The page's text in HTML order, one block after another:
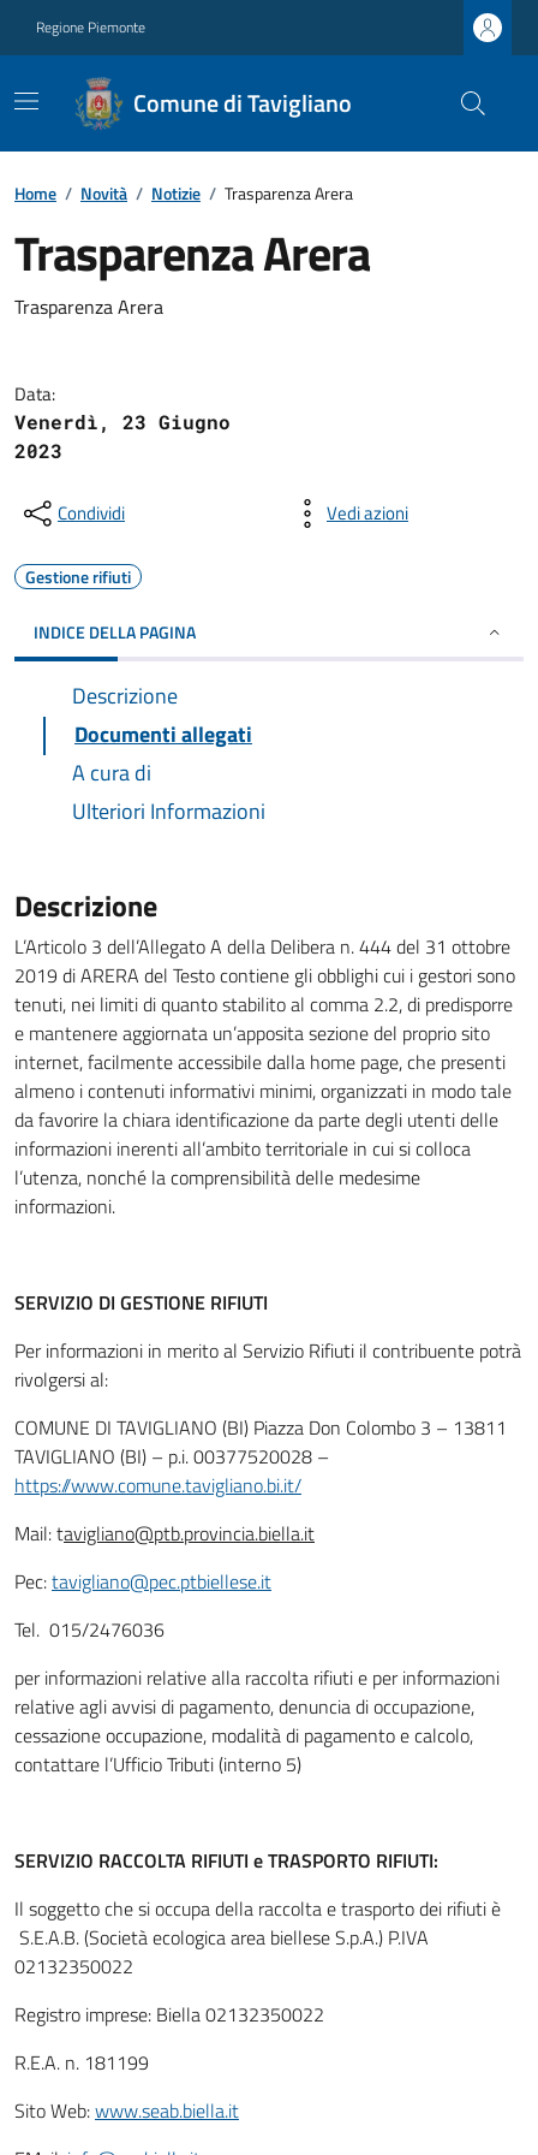
Regione Piemonte
Comune di Tavigliano
Home / Novità / Notizie / Trasparenza Arera
Trasparenza Arera
Trasparenza Arera
Data:
Venerdì, 23 Giugno
2023
Condividi Vedi azioni
Gestione rifiuti
INDICE DELLA PAGINA
Descrizione
Documenti allegati
A cura di
Ulteriori Informazioni
Descrizione
L’Articolo 3 dell’Allegato A della Delibera n. 444 del 31 ottobre
2019 di ARERA del Testo contiene gli obblighi cui i gestori sono
tenuti, nei limiti di quanto stabilito al comma 2.2, di predisporre
e mantenere aggiornata un’apposita sezione del proprio sito
internet, facilmente accessibile dalla home page, che presenti
almeno i contenuti informativi minimi, organizzati in modo tale
da favorire la chiara identificazione da parte degli utenti delle
informazioni inerenti all’ambito territoriale in cui si colloca
l’utenza, nonché la comprensibilità delle medesime
informazioni.
SERVIZIO DI GESTIONE RIFIUTI
Per informazioni in merito al Servizio Rifiuti il contribuente potrà
rivolgersi al:
COMUNE DI TAVIGLIANO (BI) Piazza Don Colombo 3 – 13811
TAVIGLIANO (BI) – p.i. 00377520028 –
https://www.comune.tavigliano.bi.it/
Mail: tavigliano@ptb.provincia.biella.it
Pec:tavigliano@pec.ptbiellese.it
Tel. 015/2476036
per informazioni relative alla raccolta rifiuti e per informazioni
relative agli avvisi di pagamento, denuncia di occupazione,
cessazione occupazione, modalità di pagamento e calcolo,
contattare l’Ufficio Tributi (interno 5)
SERVIZIO RACCOLTA RIFIUTI e TRASPORTO RIFIUTI:
Il soggetto che si occupa della raccolta e trasporto dei rifiuti è
S.E.A.B. (Società ecologica area biellese S.p.A.) P.IVA
02132350022
Registro imprese: Biella 02132350022
R.E.A. n. 181199
Sito Web:www.seab.biella.it